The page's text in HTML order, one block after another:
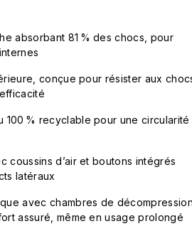
absorbant 81 % des chocs, pour
conçue pour résister aux
100 % recyclable pour une circularité
coussins d’air et boutons intégrés
latéraux
avec chambres de
assuré, même en usage prolongé